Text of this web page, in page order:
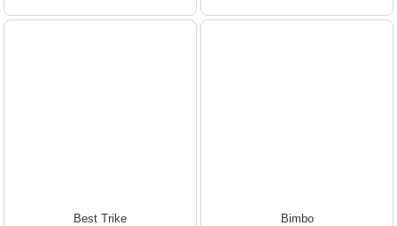
Best Trike Bimbo